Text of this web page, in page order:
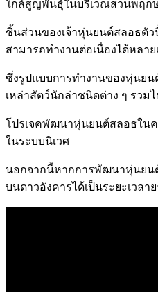
ใกล้สูญพันธุ์ในบริเวณสวนพฤกษศ
ชิ้นส่วนของเจ้าหุ่นยนต์สลอธตั
สามารถทำงานต่อเนื่องได้หลาย
ซึ่งรูปแบบการทำงานของหุ่นยน
เหล่าสัตว์นักล่าชนิดต่าง ๆ รวม
โปรเจคพัฒนาหุ่นยนต์สลอธใน
ในระบบนิเวศ
นอกจากนี้หากการพัฒนาหุ่นยน
บนดาวอังคารได้เป็นระยะเวลา